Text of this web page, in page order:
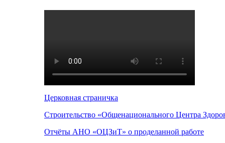
Церковная страничка
Строительство «Общенационального Центра
Отчёты АНО «ОЦЗиТ» о проделанной работе